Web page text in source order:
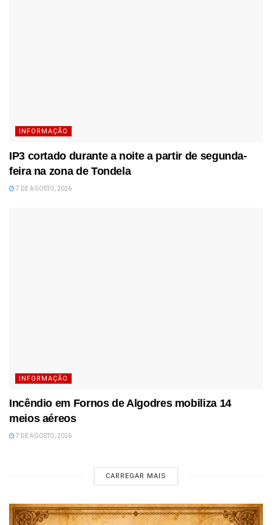
INFORMAÇÃO
IP3 cortado durante a noite a partir de segunda-
feira na zona de Tondela
7 DE AGOSTO, 2026
INFORMAÇÃO
Incêndio em Fornos de Algodres mobiliza 14
meios aéreos
7 DE AGOSTO, 2026
CARREGAR MAIS